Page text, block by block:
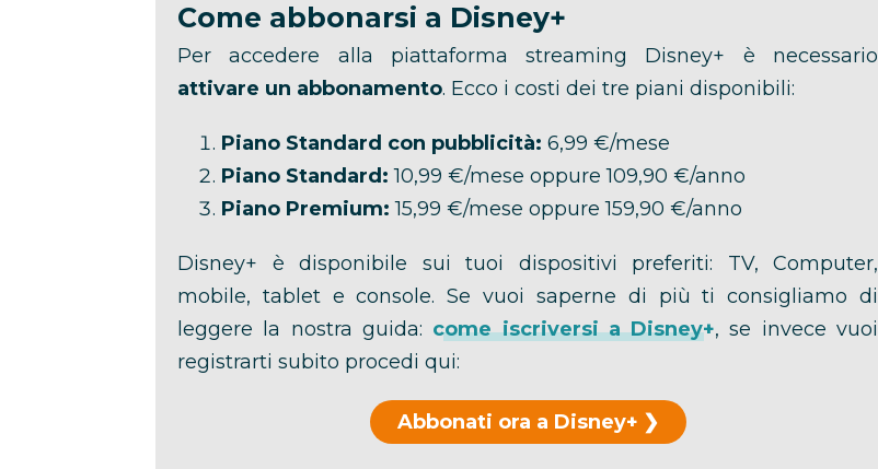
Come abbonarsi a Disney+
Per accedere alla piattaforma streaming Disney+ è necessario
attivare un abbonamento. Ecco i costi dei tre piani disponibili:
Piano Standard con pubblicità: 6,99 €/mese
Piano Standard: 10,99 €/mese oppure 109,90 €/anno
Piano Premium: 15,99 €/mese oppure 159,90 €/anno
Disney+ è disponibile sui tuoi dispositivi preferiti: TV, Computer,
mobile, tablet e console. Se vuoi saperne di più ti consigliamo di
leggere la nostra guida: come iscriversi a Disney+, se invece vuoi
registrarti subito procedi qui:
Abbonati ora a Disney+